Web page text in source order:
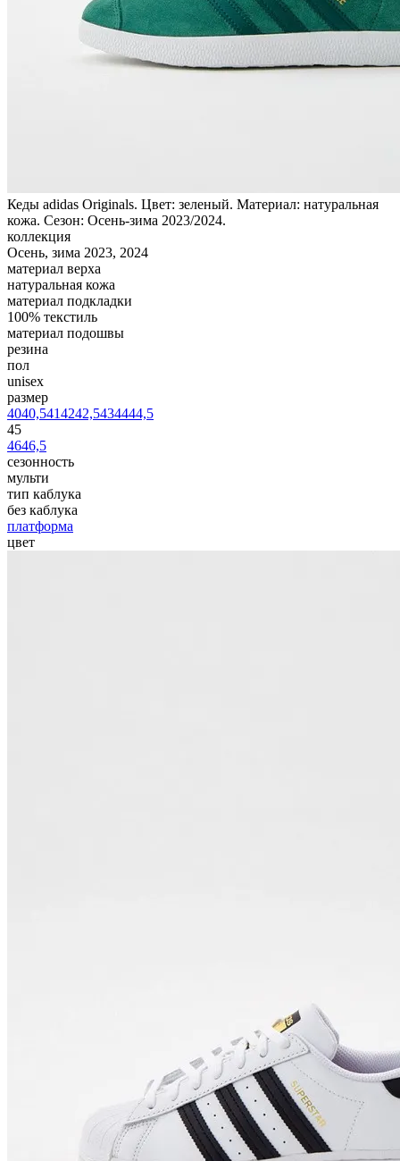
Кеды adidas Originals. Цвет: зеленый. Материал: натуральная
кожа. Сезон: Осень-зима 2023/2024.
коллекция
Осень, зима 2023, 2024
материал верха
натуральная кожа
материал подкладки
100% текстиль
материал подошвы
резина
пол
unisex
размер
4040,5414242,5434444,5
45
4646,5
сезонность
мульти
тип каблука
без каблука
платформа
цвет